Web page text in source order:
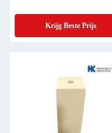
Krijg Beste Prijs